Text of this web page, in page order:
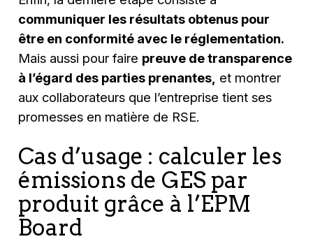
communiquer les résultats obtenus pour
être en conformité avec le réglementation.
Mais aussi pour faire preuve de transparence
à l’égard des parties prenantes, et montrer
aux collaborateurs que l’entreprise tient ses
promesses en matière de RSE.
Cas d’usage : calculer les
émissions de GES par
produit grâce à l’EPM
Board